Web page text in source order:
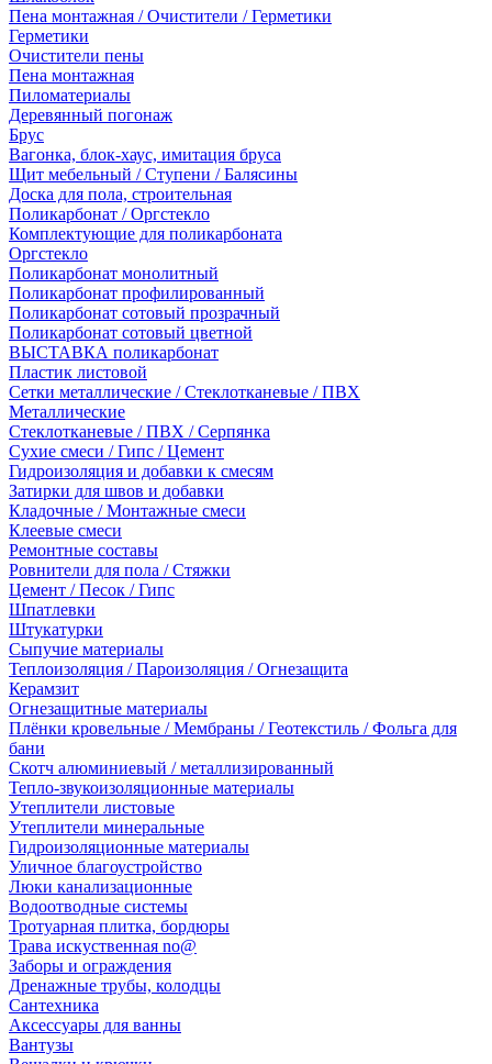
Пена монтажная / Очистители / Герметики
Герметики
Очистители пены
Пена монтажная
Пиломатериалы
Деревянный погонаж
Брус
Вагонка, блок-хаус, имитация бруса
Щит мебельный / Ступени / Балясины
Доска для пола, строительная
Поликарбонат / Оргстекло
Комплектующие для поликарбоната
Оргстекло
Поликарбонат монолитный
Поликарбонат профилированный
Поликарбонат сотовый прозрачный
Поликарбонат сотовый цветной
ВЫСТАВКА поликарбонат
Пластик листовой
Сетки металлические / Стеклотканевые / ПВХ
Металлические
Стеклотканевые / ПВХ / Серпянка
Сухие смеси / Гипс / Цемент
Гидроизоляция и добавки к смесям
Затирки для швов и добавки
Кладочные / Монтажные смеси
Клеевые смеси
Ремонтные составы
Ровнители для пола / Стяжки
Цемент / Песок / Гипс
Шпатлевки
Штукатурки
Сыпучие материалы
Теплоизоляция / Пароизоляция / Огнезащита
Керамзит
Огнезащитные материалы
Плёнки кровельные / Мембраны / Геотекстиль / Фольга для
бани
Скотч алюминиевый / металлизированный
Тепло-звукоизоляционные материалы
Утеплители листовые
Утеплители минеральные
Гидроизоляционные материалы
Уличное благоустройство
Люки канализационные
Водоотводные системы
Тротуарная плитка, бордюры
Трава искуственная no@
Заборы и ограждения
Дренажные трубы, колодцы
Сантехника
Аксессуары для ванны
Вантузы